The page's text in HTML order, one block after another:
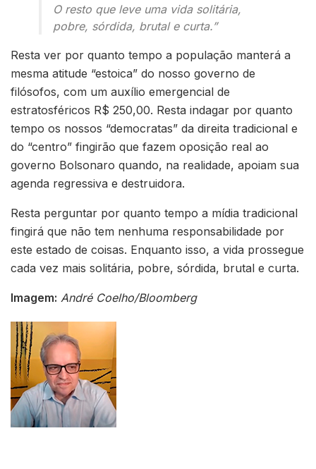
O resto que leve uma vida solitária,
pobre, sórdida, brutal e curta.”
Resta ver por quanto tempo a população manterá a
mesma atitude “estoica” do nosso governo de
filósofos, com um auxílio emergencial de
estratosféricos R$ 250,00. Resta indagar por quanto
tempo os nossos “democratas” da direita tradicional e
do “centro” fingirão que fazem oposição real ao
governo Bolsonaro quando, na realidade, apoiam sua
agenda regressiva e destruidora.
Resta perguntar por quanto tempo a mídia tradicional
fingirá que não tem nenhuma responsabilidade por
este estado de coisas. Enquanto isso, a vida prossegue
cada vez mais solitária, pobre, sórdida, brutal e curta.
Imagem: André Coelho/Bloomberg